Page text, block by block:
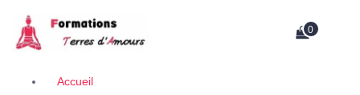
Retrouvez des contenus uniques de thérapeutes, auteurs et conférenciers.
0
Accueil